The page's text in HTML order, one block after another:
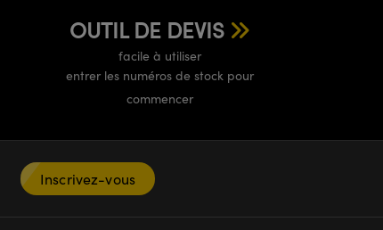
OUTIL DE DEVIS
facile à utiliser
entrer les numéros de stock pour
commencer
Inscrivez-vous